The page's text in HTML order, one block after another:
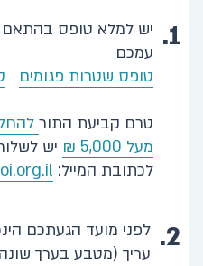
1.
יש למלא טופס בהתאם
עמכם
טופס שטרות פגומים
טרם קביעת התור
מעל 5,000 ₪
יש
לכתובת המייל:
2.
לפני מועד הגעתכם
עריך (מטבע בערך